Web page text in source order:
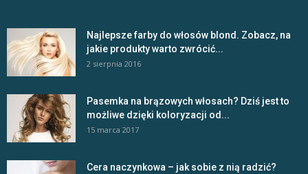
Najlepsze farby do włosów blond. Zobacz, na
jakie produkty warto zwrócić...
2 sierpnia 2016
Pasemka na brązowych włosach? Dziś jest to
możliwe dzięki koloryzacji od...
15 marca 2017
Cera naczynkowa – jak sobie z nią radzić?